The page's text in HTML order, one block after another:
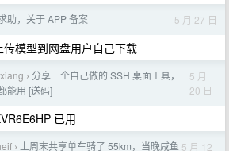
助，关于 APP 备案 5 月 27 日
模型到网盘用户自己下载
› 分享一个自己做的 SSH 桌面工具，
能用 [送码]
5 月
20 日
已用
› 上周末共享单车骑了 55km，当晚咸鱼 5 月 12